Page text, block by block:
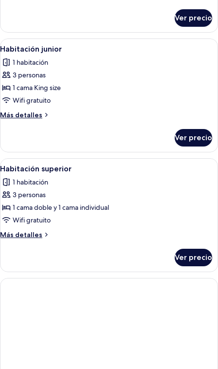
estándar
Ver precio
Abrir
todas
las
fotos
de
Habitación
junior
Una cama bien hecha con un
7
Habitación junior
1 habitación
3 personas
1 cama King size
Wifi gratuito
Más detalles
Más
junior
Ver precio
Abrir
todas
las
fotos
de
Habitación
superior
Habitación de hotel con dos camas,
8
Habitación superior
1 habitación
3 personas
1 cama doble y 1 cama individual
Wifi gratuito
Más detalles
Más
superior
Ver precio